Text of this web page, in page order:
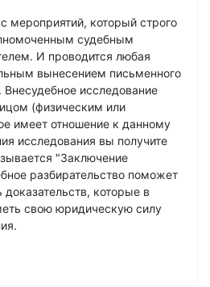
мероприятий, который строго
судебным
И проводится любая
вынесением письменного
Внесудебное исследование
(физическим или
имеет отношение к данному
исследования вы получите
"Заключение
разбирательство поможет
доказательств, которые в
свою юридическую силу